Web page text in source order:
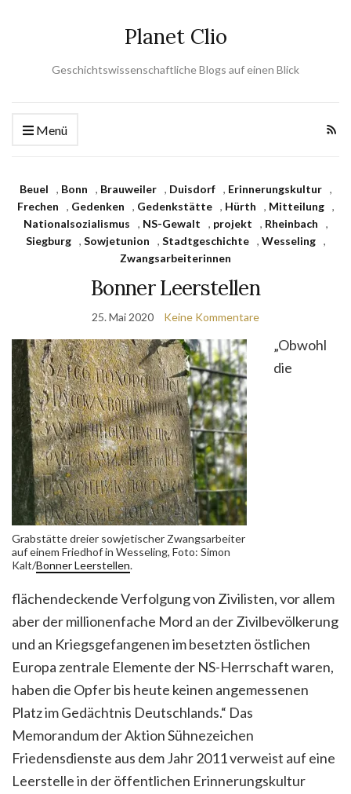
Planet Clio
Geschichtswissenschaftliche Blogs auf einen Blick
Menü
Beuel , Bonn , Brauweiler , Duisdorf , Erinnerungskultur
,
Frechen
, Gedenken , Gedenkstätte , Hürth , Mitteilung
,
Nationalsozialismus
, NS-Gewalt , projekt , Rheinbach
,
Siegburg
, Sowjetunion , Stadtgeschichte , Wesseling
,
Zwangsarbeiterinnen
Bonner Leerstellen
25. Mai 2020 Keine Kommentare
Grabstätte dreier sowjetischer Zwangsarbeiter
auf einem Friedhof in Wesseling, Foto: Simon
Kalt/Bonner Leerstellen.
„Obwohl
die
flächendeckende Verfolgung von Zivilisten, vor allem
aber der millionenfache Mord an der Zivilbevölkerung
und an Kriegsgefangenen im besetzten östlichen
Europa zentrale Elemente der NS-Herrschaft waren,
haben die Opfer bis heute keinen angemessenen
Platz im Gedächtnis Deutschlands.“ Das
Memorandum der Aktion Sühnezeichen
Friedensdienste aus dem Jahr 2011 verweist auf eine
Leerstelle in der öffentlichen Erinnerungskultur